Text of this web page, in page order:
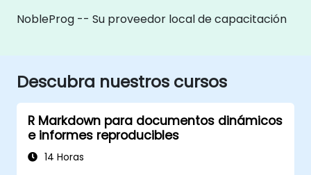
NobleProg -- Su proveedor local de capacitación
Descubra nuestros cursos
R Markdown para documentos dinámicos
e informes reproducibles
14 Horas